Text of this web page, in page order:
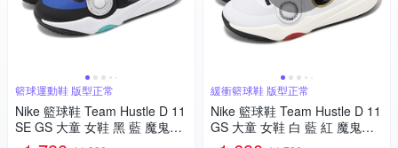
籃球運動鞋 版型正常
Nike 籃球鞋 Team Hustle D 11
SE GS 大童 女鞋 黑 藍 魔鬼氈
FJ1390-001
緩衝籃球鞋 版型正常
Nike 籃球鞋 Team Hustle D 11
GS 大童 女鞋 白 藍 紅 魔鬼氈
運動鞋 DV8996-104